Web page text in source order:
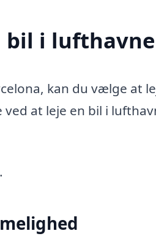
bil i
kan du vælge at
at leje en bil i
.